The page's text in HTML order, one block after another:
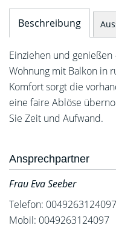
Beschreibung
Einziehen und
Wohnung mit Balkon in
Komfort sorgt die
eine faire Ablöse
Sie Zeit und Aufwand.
Ansprechpartner
Frau Eva Seeber
Telefon: 0049263124097
Mobil: 0049263124097